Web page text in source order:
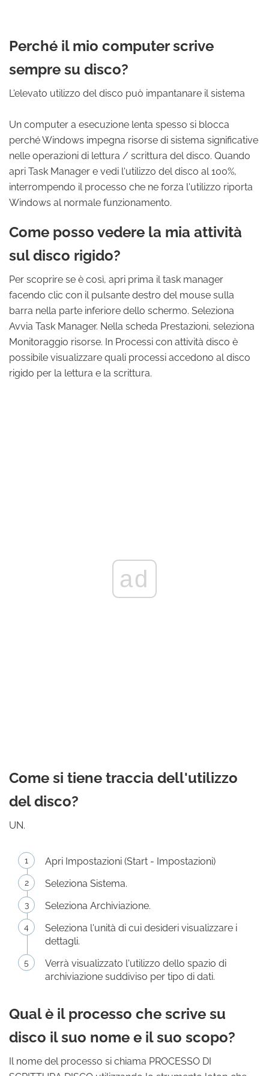
Perché il mio computer scrive
sempre su disco?
L'elevato utilizzo del disco può impantanare il sistema
Un computer a esecuzione lenta spesso si blocca
perché Windows impegna risorse di sistema significative
nelle operazioni di lettura / scrittura del disco. Quando
apri Task Manager e vedi l'utilizzo del disco al 100%,
interrompendo il processo che ne forza l'utilizzo riporta
Windows al normale funzionamento.
Come posso vedere la mia attività
sul disco rigido?
Per scoprire se è così, apri prima il task manager
facendo clic con il pulsante destro del mouse sulla
barra nella parte inferiore dello schermo. Seleziona
Avvia Task Manager. Nella scheda Prestazioni, seleziona
Monitoraggio risorse. In Processi con attività disco è
possibile visualizzare quali processi accedono al disco
rigido per la lettura e la scrittura.
ad
Come si tiene traccia dell'utilizzo
del disco?
UN.
Apri Impostazioni (Start - Impostazioni)
Seleziona Sistema.
Seleziona Archiviazione.
Seleziona l'unità di cui desideri visualizzare i
dettagli.
Verrà visualizzato l'utilizzo dello spazio di
archiviazione suddiviso per tipo di dati.
Qual è il processo che scrive su
disco il suo nome e il suo scopo?
Il nome del processo si chiama PROCESSO DI